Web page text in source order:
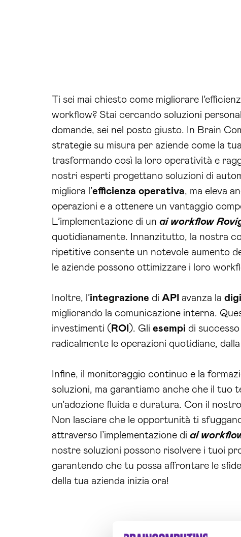
Ti sei mai chiesto come migliorare
workflow? Stai cercando soluzioni
domande, sei nel posto giusto. In Brain
strategie su misura per aziende come la
trasformando così la loro operatività e
nostri esperti progettano soluzioni di
migliora l’efficienza operativa, ma eleva
operazioni e a ottenere un vantaggio
L’implementazione di un ai workflow
quotidianamente. Innanzitutto, la nostra
ripetitive consente un notevole aumento
le aziende possono ottimizzare i loro
Inoltre, l’integrazione di API avanza la
migliorando la comunicazione interna.
investimenti ( ROI ). Gli esempi di
radicalmente le operazioni quotidiane,
Infine, il monitoraggio continuo e la
soluzioni, ma garantiamo anche che il tuo
un’adozione fluida e duratura. Con il nostro
Non lasciare che le opportunità ti
attraverso l’implementazione di ai
nostre soluzioni possono risolvere i tuoi
garantendo che tu possa affrontare le sfide
della tua azienda inizia ora!